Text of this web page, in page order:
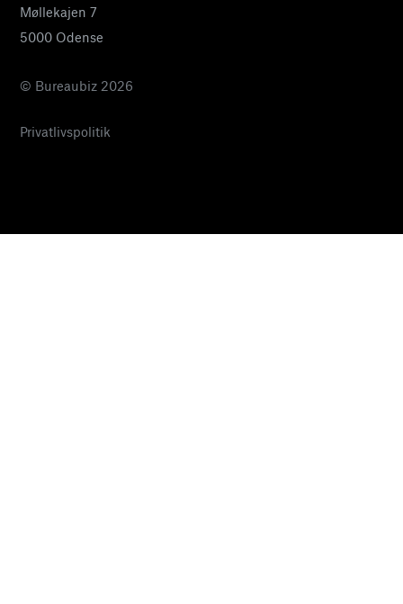
Møllekajen 7
5000 Odense
© Bureaubiz 2026
Privatlivspolitik